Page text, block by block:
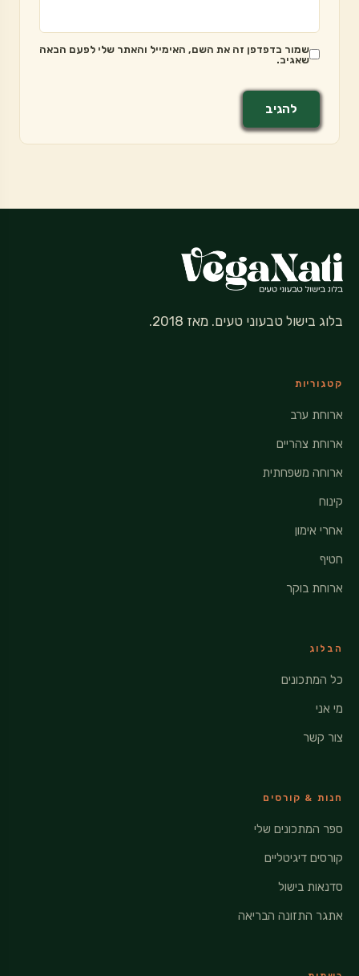
שמור בדפדפן זה את השם, האימייל והאתר שלי לפעם הבאה
שאגיב.
בלוג בישול טבעוני טעים. מאז 2018.
קטגוריות
ארוחת ערב
ארוחת צהריים
ארוחה משפחתית
קינוח
אחרי אימון
חטיף
ארוחת בוקר
הבלוג
כל המתכונים
מי אני
צור קשר
חנות & קורסים
ספר המתכונים שלי
קורסים דיגיטליים
סדנאות בישול
אתגר התזונה הבריאה